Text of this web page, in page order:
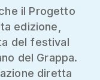
il Progetto
edizione,
del festival
del Grappa.
diretta